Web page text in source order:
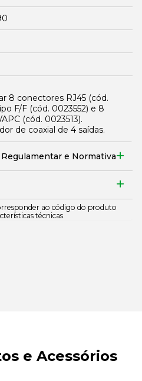
8 conectores RJ45 (cód.
F/F (cód. 0023552) e 8
(cód. 0023513).
de coaxial de 4 saídas.
e Normativa
ao código do produto
técnicas.
e Acessórios